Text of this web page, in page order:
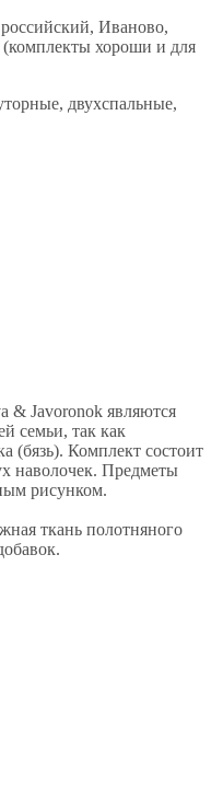
Иваново,
(комплекты хороши и для
двухспальные,
& Javoronok являются
семьи, так как
(бязь). Комплект состоит
наволочек. Предметы
рисунком.
ткань полотняного